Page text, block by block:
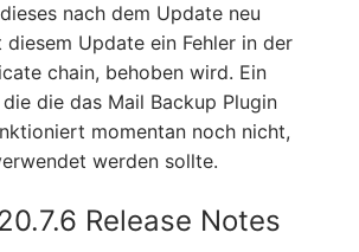
nach dem Update neu
Update ein Fehler in der
chain, behoben wird. Ein
die das Mail Backup Plugin
momentan noch nicht,
werden sollte.
Release Notes